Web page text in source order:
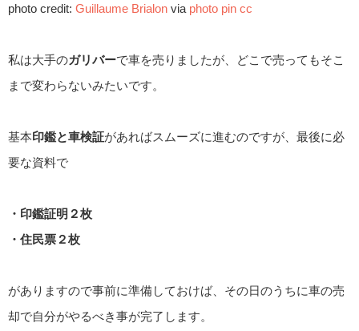
photo credit: Guillaume Brialon via photo pin cc
私は大手のガリバーで車を売りましたが、どこで売ってもそこ
まで変わらないみたいです。
基本印鑑と車検証があればスムーズに進むのですが、最後に必
要な資料で
・印鑑証明２枚
・住民票２枚
がありますので事前に準備しておけば、その日のうちに車の売
却で自分がやるべき事が完了します。